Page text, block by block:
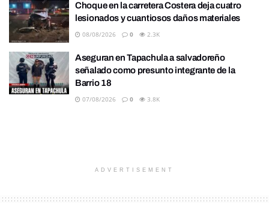
Choque en la carretera Costera deja cuatro
lesionados y cuantiosos daños materiales
08/08/2026 0 2.3K
Aseguran en Tapachula a salvadoreño
señalado como presunto integrante de la
Barrio 18
07/08/2026 0 3.8K
ADVERTISEMENT